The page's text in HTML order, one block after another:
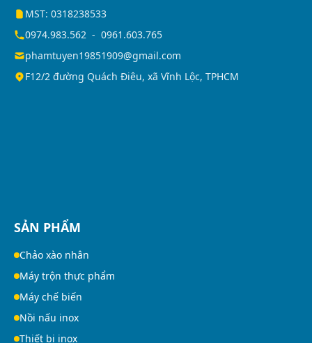
MST: 0318238533
0974.983.562 - 0961.603.765
phamtuyen19851909@gmail.com
F12/2 đường Quách Điêu, xã Vĩnh Lộc, TPHCM
SẢN PHẨM
Chảo xào nhân
Máy trộn thực phẩm
Máy chế biến
Nồi nấu inox
Thiết bị inox